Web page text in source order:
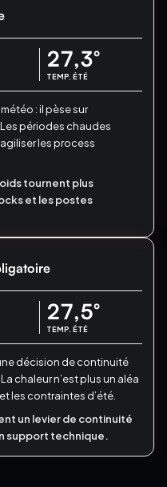
27,3°
TEMP. ÉTÉ
: il pèse sur
Les périodes chaudes
les process
tournent plus
et les postes
27,5°
TEMP. ÉTÉ
décision de continuité
La chaleur n’est plus un aléa
les contraintes d’été.
un levier de continuité
support technique.